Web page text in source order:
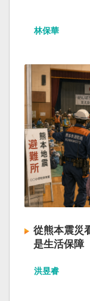
林保華
從熊本震災
是生活保障
洪昱睿